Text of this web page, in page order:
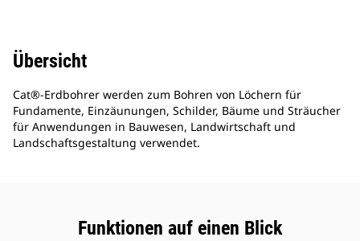
Übersicht
Cat®-Erdbohrer werden zum Bohren von Löchern für
Fundamente, Einzäunungen, Schilder, Bäume und Sträucher
für Anwendungen in Bauwesen, Landwirtschaft und
Landschaftsgestaltung verwendet.
Funktionen auf einen Blick